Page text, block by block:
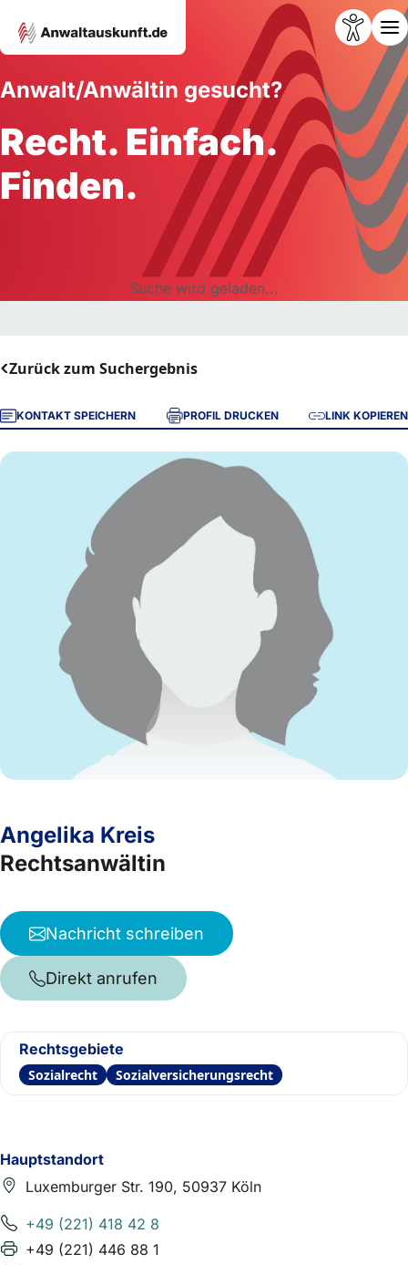
Anwalt/Anwältin gesucht?
Recht. Einfach.
Finden.
Suche wird geladen...
Zurück zum Suchergebnis
KONTAKT SPEICHERN PROFIL DRUCKEN LINK KOPIEREN
Hauptstandort
Luxemburger Str. 190, 50937 Köln
+49 (221) 418 42 8
+49 (221) 446 88 1
Angelika Kreis
Rechtsanwältin
Nachricht schreiben
Direkt anrufen
Rechtsgebiete
Sozialrecht Sozialversicherungsrecht